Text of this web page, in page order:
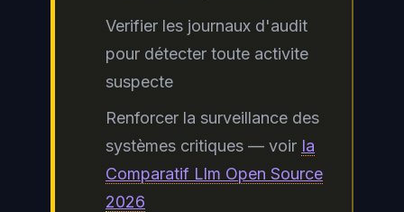
Verifier les journaux d'audit
pour détecter toute activite
suspecte
Renforcer la surveillance des
systèmes critiques — voir Ia
Comparatif Llm Open Source
2026